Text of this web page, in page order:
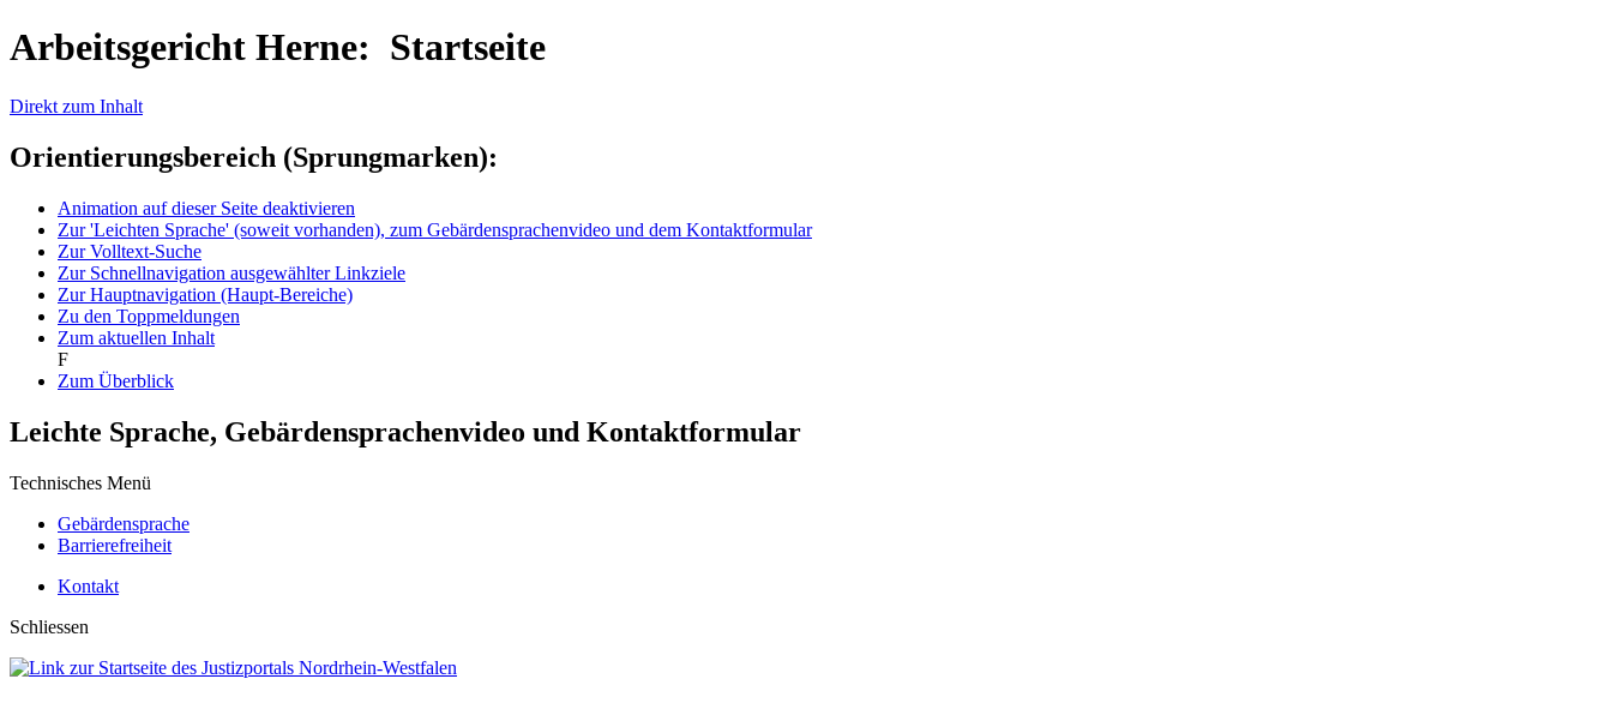
Arbeitsgericht Herne: Startseite
Direkt zum Inhalt
Orientierungsbereich (Sprungmarken):
Animation auf dieser Seite deaktivieren
Zur 'Leichten Sprache' (soweit vorhanden), zum Gebärdensprachenvideo und dem Kontaktformular
Zur Volltext-Suche
Zur Schnellnavigation ausgewählter Linkziele
Zur Hauptnavigation (Haupt-Bereiche)
Zu den Toppmeldungen
Zum aktuellen Inhalt
F
Zum Überblick
Leichte Sprache, Gebärdensprachenvideo und Kontaktformular
Technisches Menü
Gebärdensprache
Barrierefreiheit
Kontakt
Schliessen